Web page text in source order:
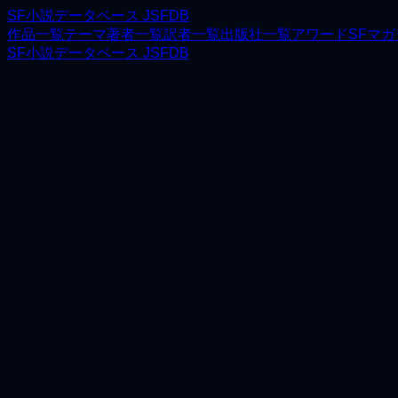
SF小説データベース JSFDB
作品一覧テーマ著者一覧訳者一覧出版社一覧アワードSFマガ
SF小説データベース JSFDB